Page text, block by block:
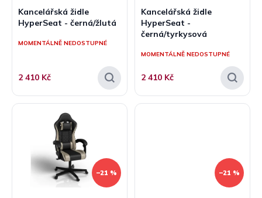
k
ů
Kancelářská židle
HyperSeat - černá/žlutá
MOMENTÁLNĚ NEDOSTUPNÉ
2 410 Kč
Kancelářská židle
HyperSeat -
černá/tyrkysová
MOMENTÁLNĚ NEDOSTUPNÉ
2 410 Kč
–21 % –21 %